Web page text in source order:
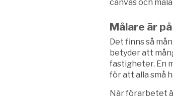
canvas och
Målare är
Det finns så
betyder att
fastigheter. En
för att alla små
När förarbetet